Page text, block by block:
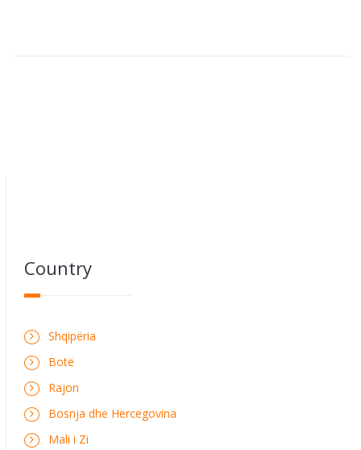
Country
Shqipëria
Botë
Rajon
Bosnja dhe Hercegovina
Mali i Zi